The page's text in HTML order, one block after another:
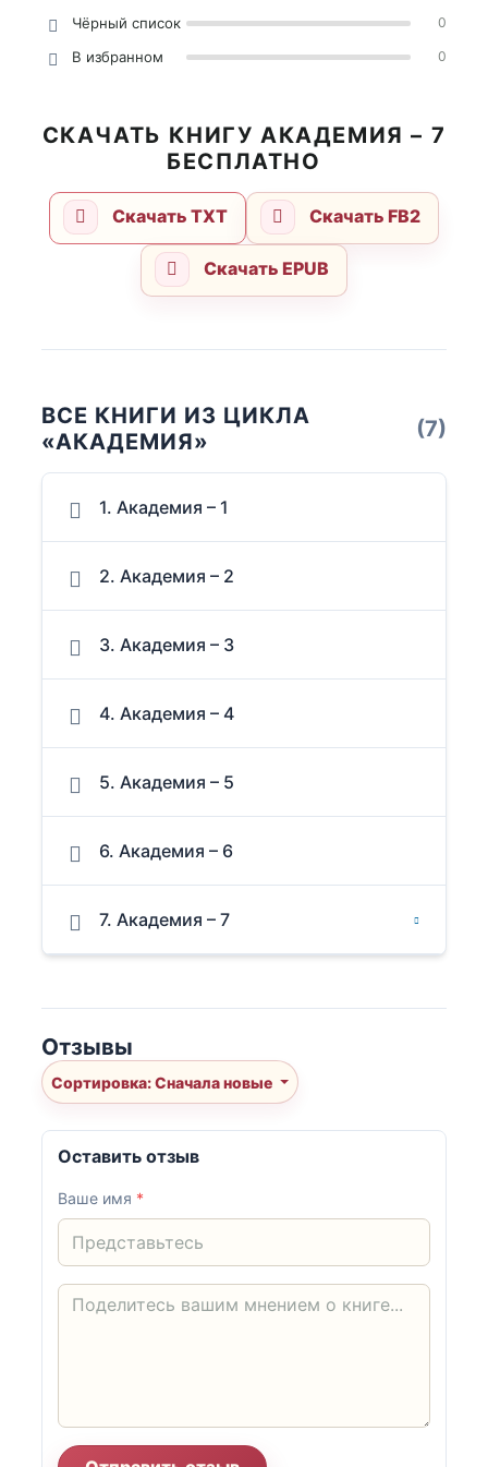
Чёрный список 0
В избранном 0
СКАЧАТЬ КНИГУ АКАДЕМИЯ – 7
БЕСПЛАТНО
Скачать TXT Скачать FB2
Скачать EPUB
ВСЕ КНИГИ ИЗ ЦИКЛА
«АКАДЕМИЯ»
(7)
1. Академия – 1
2. Академия – 2
3. Академия – 3
4. Академия – 4
5. Академия – 5
6. Академия – 6
7. Академия – 7
Отзывы
Сортировка: Сначала новые
Оставить отзыв
Ваше имя *